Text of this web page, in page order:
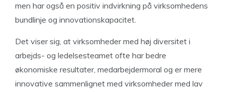
men har også en positiv indvirkning på virksomhedens
bundlinje og innovationskapacitet.
Det viser sig, at virksomheder med høj diversitet i
arbejds- og ledelsesteamet ofte har bedre
økonomiske resultater, medarbejdermoral og er mere
innovative sammenlignet med virksomheder med lav